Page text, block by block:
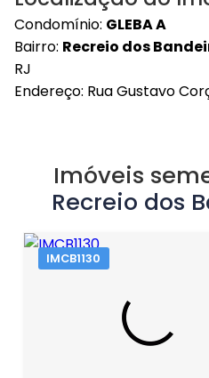
Condomínio: GLEBA A
Bairro: Recreio dos
RJ
Endereço: Rua Gustavo
Imóveis
Recreio dos
IMCB1130